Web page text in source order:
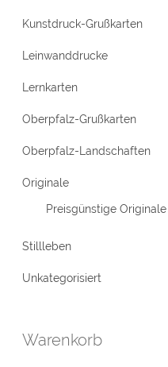
Kunstdruck-Grußkarten
Leinwanddrucke
Lernkarten
Oberpfalz-Grußkarten
Oberpfalz-Landschaften
Originale
Preisgünstige Originale
Stillleben
Unkategorisiert
Warenkorb